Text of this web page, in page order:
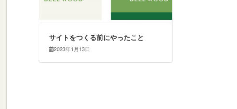
サイトをつくる前にやったこと
2023年1月13日